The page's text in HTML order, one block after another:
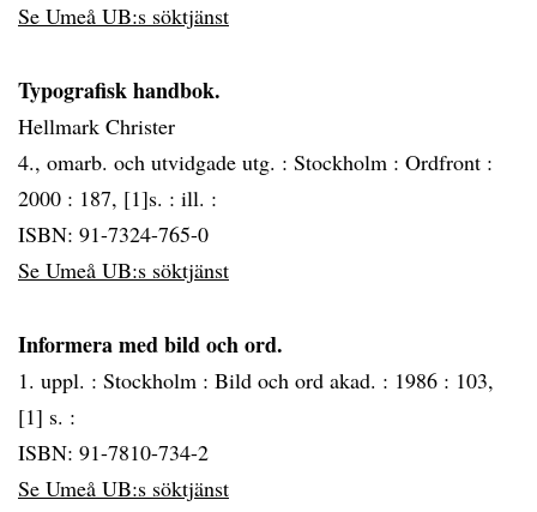
Se Umeå UB:s söktjänst
Typografisk handbok.
Hellmark Christer
4., omarb. och utvidgade utg. : Stockholm : Ordfront :
2000 : 187, [1]s. : ill. :
ISBN: 91-7324-765-0
Se Umeå UB:s söktjänst
Informera med bild och ord.
1. uppl. : Stockholm : Bild och ord akad. : 1986 : 103,
[1] s. :
ISBN: 91-7810-734-2
Se Umeå UB:s söktjänst